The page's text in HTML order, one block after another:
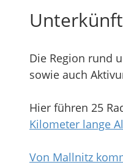
Die Region rund
sowie auch
Hier führen 25
Kilometer lange
Von Mallnitz